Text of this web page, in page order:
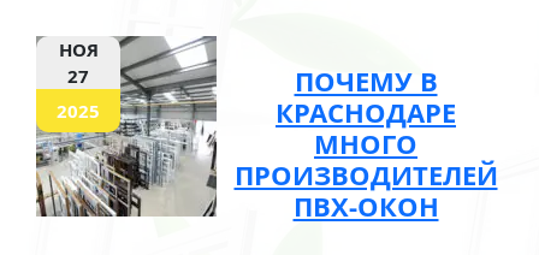
НОЯ
27
2025
ПОЧЕМУ В
КРАСНОДАРЕ
МНОГО
ПРОИЗВОДИТЕЛЕЙ
ПВХ-ОКОН